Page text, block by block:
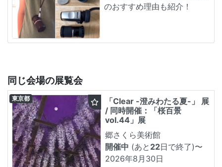
のおすすめ理由も紹介！
同じ会場の展覧会
「Clear -澄みわたる夏-」 展
/ 同時開催：「桜百景
vol.44」展
郷さくら美術館
開催中 (あと 22日で終了)〜
2026年8月30日
東京都